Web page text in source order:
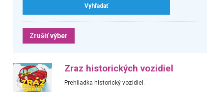
Zrušiť výber
Zraz historických vozidiel
Prehliadka historický vozidiel.